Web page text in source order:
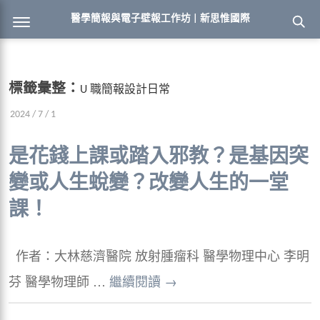
醫學簡報與電子壁報工作坊 | 新思惟國際
標籤彙整： U 職簡報設計日常
2024 / 7 / 1
是花錢上課或踏入邪教？是基因突
變或人生蛻變？改變人生的一堂
課！
作者：大林慈濟醫院 放射腫瘤科 醫學物理中心 李明
芬 醫學物理師 … 繼續閱讀 →